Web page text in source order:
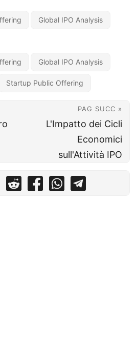
Global IPO Analysis
Global IPO Analysis
Startup Public Offering
PAG SUCC »
L'Impatto dei Cicli
Economici
sull'Attività IPO